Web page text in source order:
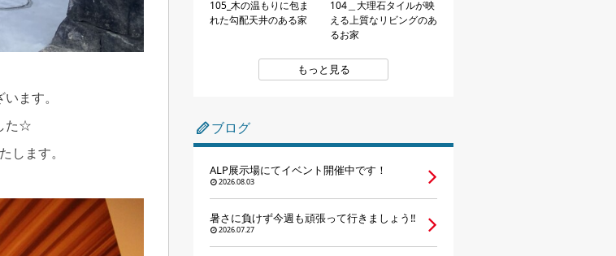
ます。
た☆
します。
105_木の温もりに包ま
れた勾配天井のある家
104＿大理石タイルが映
える上質なリビングのあ
るお家
もっと見る
ブログ
ALP展示場にてイベント開催中です！
2026.08.03
暑さに負けず今週も頑張って行きましょう‼
2026.07.27